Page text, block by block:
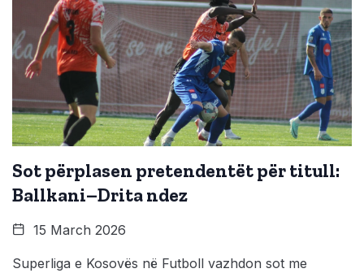
Sot përplasen pretendentët për titull:
Ballkani–Drita ndez
15 March 2026
Superliga e Kosovës në Futboll vazhdon sot me